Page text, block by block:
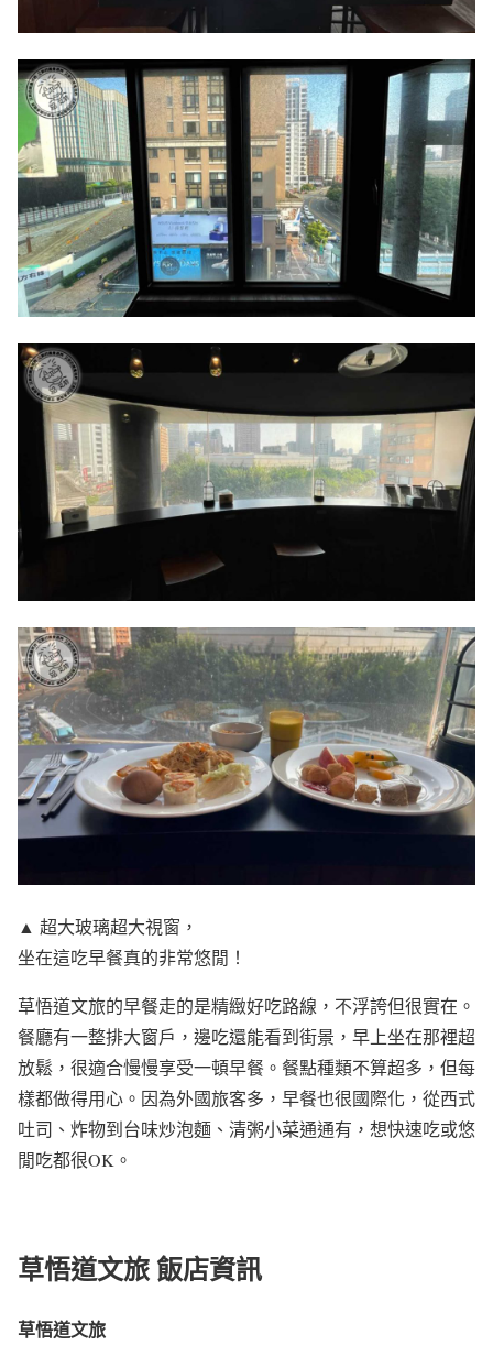
▲ 超大玻璃超大視窗，
坐在這吃早餐真的非常悠閒！
草悟道文旅的早餐走的是精緻好吃路線，不浮誇但很實在。
餐廳有一整排大窗戶，邊吃還能看到街景，早上坐在那裡超
放鬆，很適合慢慢享受一頓早餐。餐點種類不算超多，但每
樣都做得用心。因為外國旅客多，早餐也很國際化，從西式
吐司、炸物到台味炒泡麵、清粥小菜通通有，想快速吃或悠
閒吃都很OK。
草悟道文旅 飯店資訊
草悟道文旅